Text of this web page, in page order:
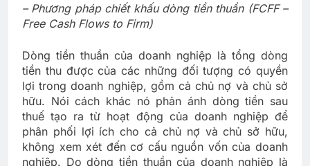
– Phương pháp chiết khấu dòng tiền thuần (FCFF –
Free Cash Flows to Firm)
Dòng tiền thuần của doanh nghiệp là tổng dòng
tiền thu được của các những đối tượng có quyền
lợi trong doanh nghiệp, gồm cả chủ nợ và chủ sở
hữu. Nói cách khác nó phản ánh dòng tiền sau
thuế tạo ra từ hoạt động của doanh nghiệp để
phân phối lợi ích cho cả chủ nợ và chủ sở hữu,
không xem xét đến cơ cấu nguồn vốn của doanh
nghiệp. Do dòng tiền thuần của doanh nghiệp là